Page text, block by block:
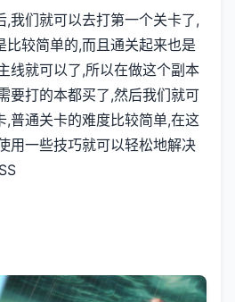
我们就可以去打第一个关卡了,
比较简单的,而且通关起来也是
线就可以了,所以在做这个副本
要打的本都买了,然后我们就可
,普通关卡的难度比较简单,在这
用一些技巧就可以轻松地解决